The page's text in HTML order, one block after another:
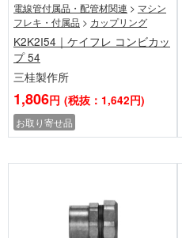
電線管付属品・配管材関連 > マシン
フレキ・付属品 > カップリング
K2K2I54｜ケイフレ コンビカッ
プ 54
三桂製作所
1,806円 (税抜：1,642円)
お取り寄せ品